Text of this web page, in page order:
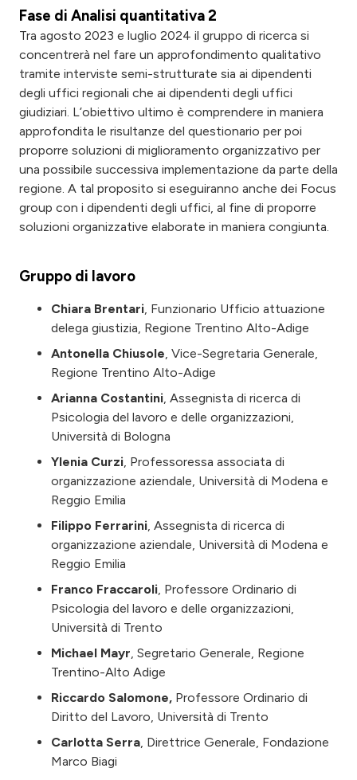
Fase di Analisi quantitativa 2
Tra agosto 2023 e luglio 2024 il gruppo di ricerca si
concentrerà nel fare un approfondimento qualitativo
tramite interviste semi-strutturate sia ai dipendenti
degli uffici regionali che ai dipendenti degli uffici
giudiziari. L’obiettivo ultimo è comprendere in maniera
approfondita le risultanze del questionario per poi
proporre soluzioni di miglioramento organizzativo per
una possibile successiva implementazione da parte della
regione. A tal proposito si eseguiranno anche dei Focus
group con i dipendenti degli uffici, al fine di proporre
soluzioni organizzative elaborate in maniera congiunta.
Gruppo di lavoro
Chiara Brentari, Funzionario Ufficio attuazione
delega giustizia, Regione Trentino Alto-Adige
Antonella Chiusole, Vice-Segretaria Generale,
Regione Trentino Alto-Adige
Arianna Costantini, Assegnista di ricerca di
Psicologia del lavoro e delle organizzazioni,
Università di Bologna
Ylenia Curzi, Professoressa associata di
organizzazione aziendale, Università di Modena e
Reggio Emilia
Filippo Ferrarini, Assegnista di ricerca di
organizzazione aziendale, Università di Modena e
Reggio Emilia
Franco Fraccaroli, Professore Ordinario di
Psicologia del lavoro e delle organizzazioni,
Università di Trento
Michael Mayr, Segretario Generale, Regione
Trentino-Alto Adige
Riccardo Salomone, Professore Ordinario di
Diritto del Lavoro, Università di Trento
Carlotta Serra, Direttrice Generale, Fondazione
Marco Biagi